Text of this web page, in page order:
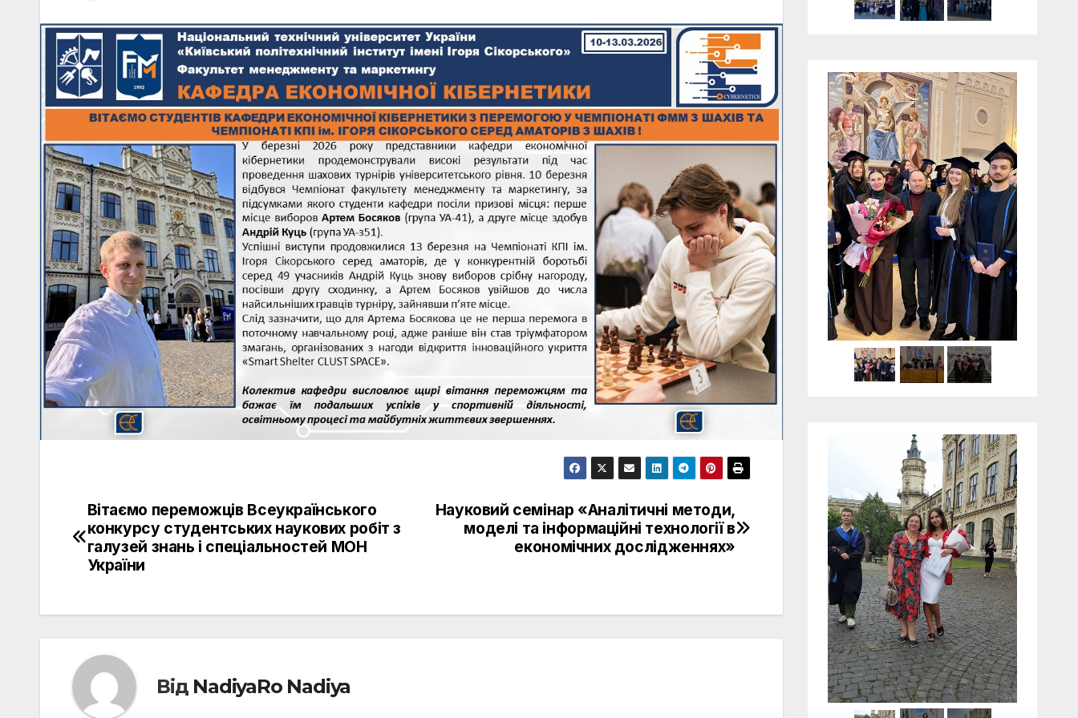
Навігація
записів
Науковий семінар «Аналітичні методи,
моделі та інформаційні технології в
економічних дослідженнях»
Вітаємо переможців Всеукраїнського
конкурсу студентських наукових робіт з
галузей знань і спеціальностей МОН
України
Від NadiyaRo Nadiya